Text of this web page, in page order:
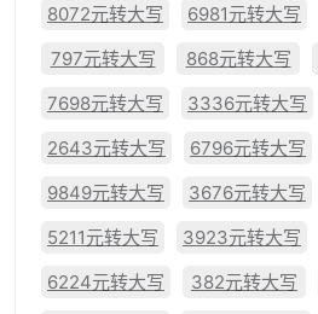
8072元转大写
6981元转大写
797元转大写
868元转大写
7698元转大写
3336元转大写
2643元转大写
6796元转大写
9849元转大写
3676元转大写
5211元转大写
3923元转大写
6224元转大写
382元转大写